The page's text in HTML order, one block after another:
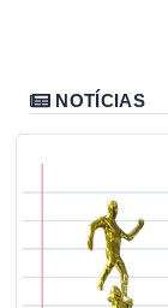
NOTÍCIAS